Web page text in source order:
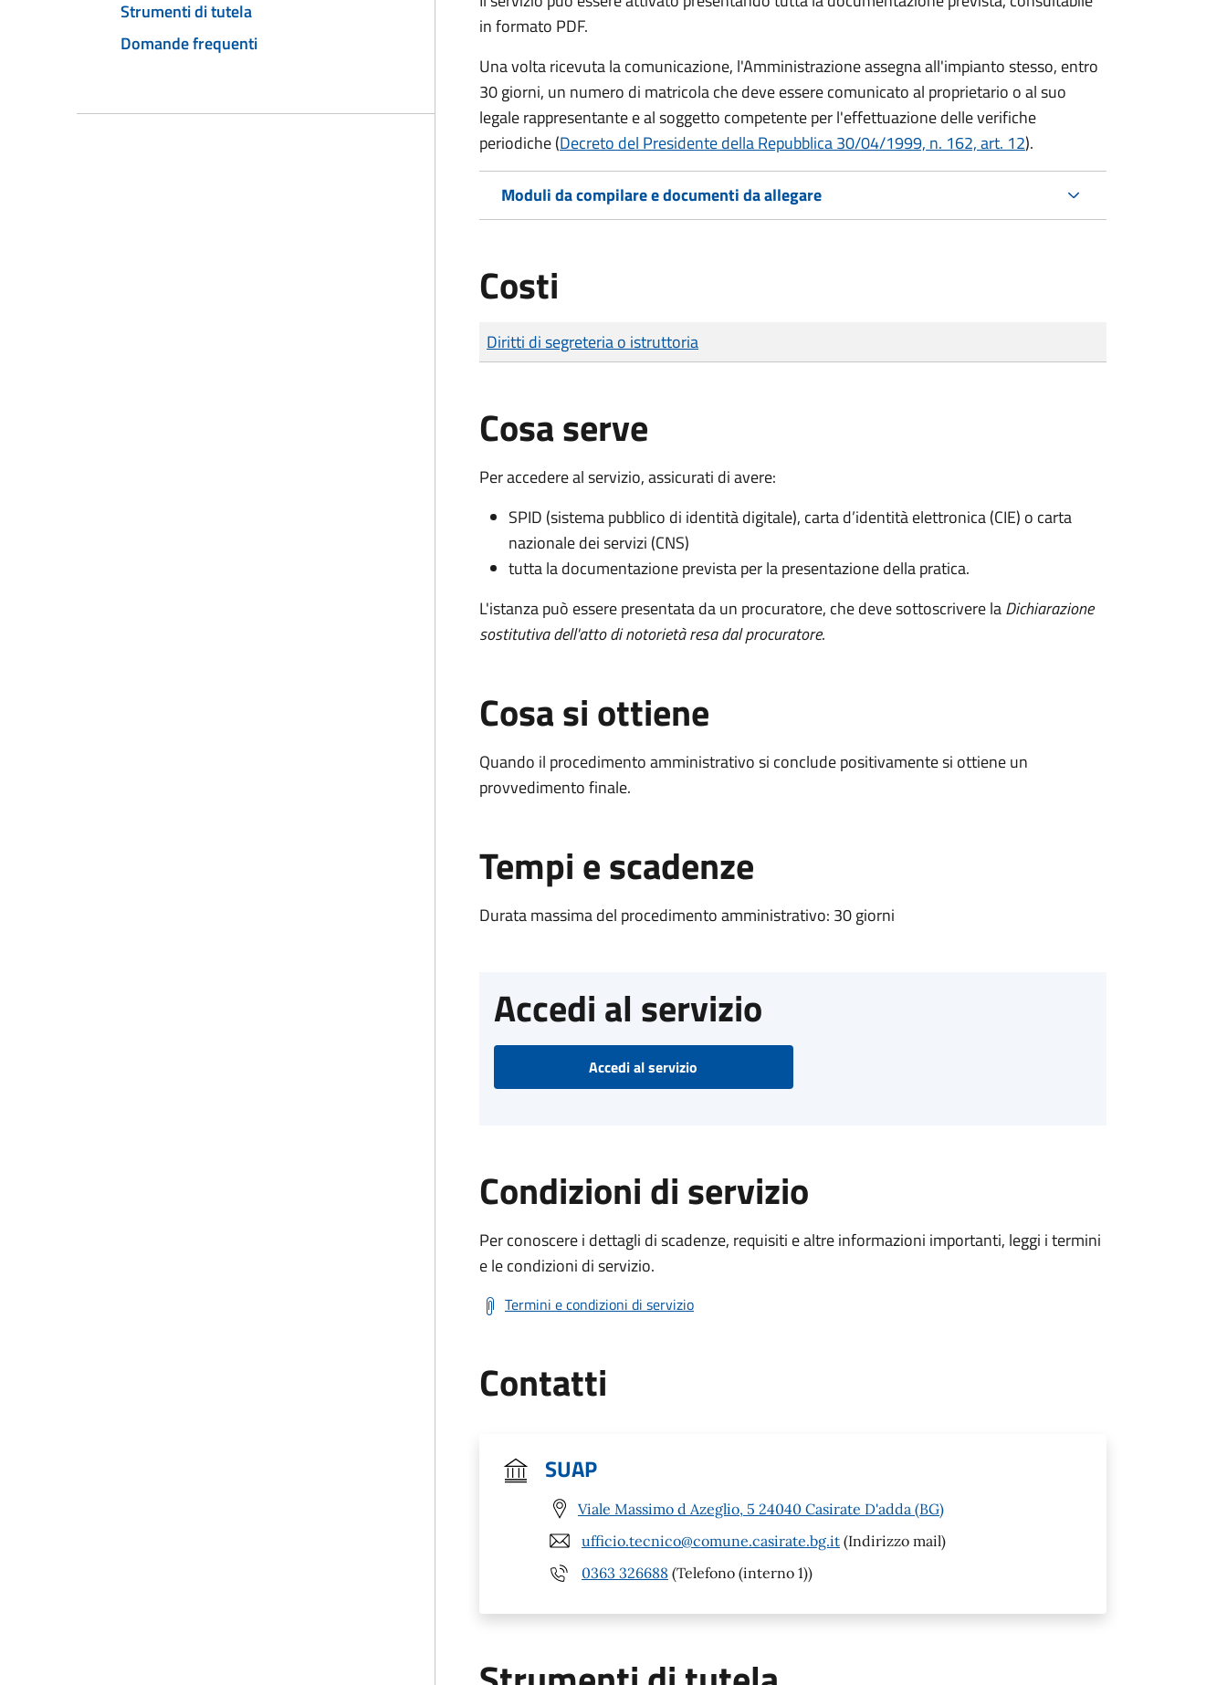
Strumenti di tutela
Domande frequenti
in formato PDF.
Una volta ricevuta la comunicazione, l'Amministrazione assegna all'impianto stesso, entro
30 giorni, un numero di matricola che deve essere comunicato al proprietario o al suo
legale rappresentante e al soggetto competente per l'effettuazione delle verifiche
periodiche (Decreto del Presidente della Repubblica 30/04/1999, n. 162, art. 12).
Moduli da compilare e documenti da allegare
Costi
Tipo di pagamento
Importo
Diritti di segreteria o istruttoria
Cosa serve
Per accedere al servizio, assicurati di avere:
SPID (sistema pubblico di identità digitale), carta d’identità elettronica (CIE) o carta
nazionale dei servizi (CNS)
tutta la documentazione prevista per la presentazione della pratica.
L'istanza può essere presentata da un procuratore, che deve sottoscrivere laDichiarazione
sostitutiva dell'atto di notorietà resa dal procuratore.
Cosa si ottiene
Quando il procedimento amministrativo si conclude positivamente si ottiene un
provvedimento finale.
Tempi e scadenze
Durata massima del procedimento amministrativo: 30 giorni
Accedi al servizio
Accedi al servizio
Condizioni di servizio
Per conoscere i dettagli di scadenze, requisiti e altre informazioni importanti, leggi i termini
e le condizioni di servizio.
Termini e condizioni di servizio
Contatti
SUAP
Viale Massimo d Azeglio, 5 24040 Casirate D'adda (BG)
ufficio.tecnico@comune.casirate.bg.it (Indirizzo mail)
0363 326688 (Telefono (interno 1))